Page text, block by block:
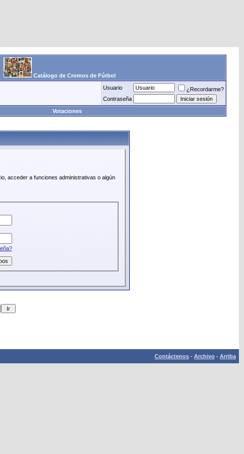
Catálogo de Cromos de Fútbol
Usuario
¿Recordarme?
Contraseña
Votaciones
acceder a funciones administrativas o algún
Contáctenos - Archivo - Arriba